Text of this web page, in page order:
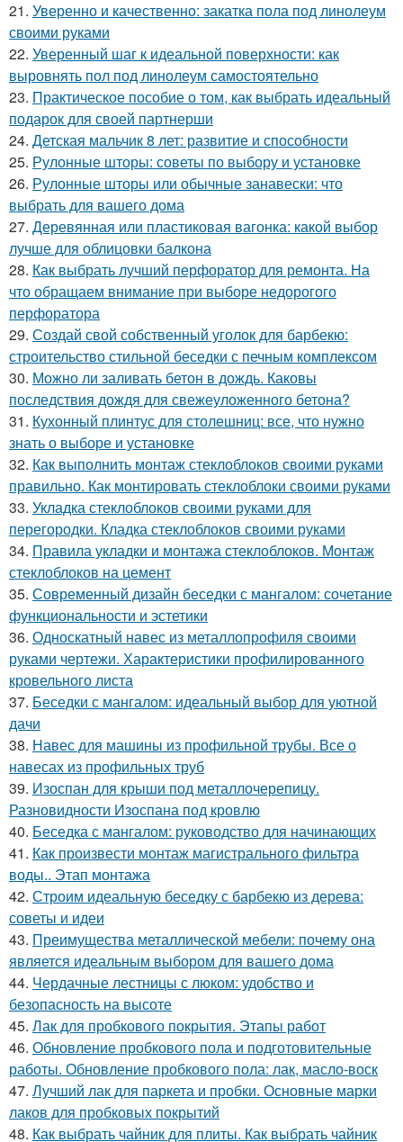
21. Уверенно и качественно: закатка пола под линолеум
своими руками
22. Уверенный шаг к идеальной поверхности: как
выровнять пол под линолеум самостоятельно
23. Практическое пособие о том, как выбрать идеальный
подарок для своей партнерши
24. Детская мальчик 8 лет: развитие и способности
25. Рулонные шторы: советы по выбору и установке
26. Рулонные шторы или обычные занавески: что
выбрать для вашего дома
27. Деревянная или пластиковая вагонка: какой выбор
лучше для облицовки балкона
28. Как выбрать лучший перфоратор для ремонта. На
что обращаем внимание при выборе недорогого
перфоратора
29. Создай свой собственный уголок для барбекю:
строительство стильной беседки с печным комплексом
30. Можно ли заливать бетон в дождь. Каковы
последствия дождя для свежеуложенного бетона?
31. Кухонный плинтус для столешниц: все, что нужно
знать о выборе и установке
32. Как выполнить монтаж стеклоблоков своими руками
правильно. Как монтировать стеклоблоки своими руками
33. Укладка стеклоблоков своими руками для
перегородки. Кладка стеклоблоков своими руками
34. Правила укладки и монтажа стеклоблоков. Монтаж
стеклоблоков на цемент
35. Современный дизайн беседки с мангалом: сочетание
функциональности и эстетики
36. Односкатный навес из металлопрофиля своими
руками чертежи. Характеристики профилированного
кровельного листа
37. Беседки с мангалом: идеальный выбор для уютной
дачи
38. Навес для машины из профильной трубы. Все о
навесах из профильных труб
39. Изоспан для крыши под металлочерепицу.
Разновидности Изоспана под кровлю
40. Беседка с мангалом: руководство для начинающих
41. Как произвести монтаж магистрального фильтра
воды.. Этап монтажа
42. Строим идеальную беседку с барбекю из дерева:
советы и идеи
43. Преимущества металлической мебели: почему она
является идеальным выбором для вашего дома
44. Чердачные лестницы с люком: удобство и
безопасность на высоте
45. Лак для пробкового покрытия. Этапы работ
46. Обновление пробкового пола и подготовительные
работы. Обновление пробкового пола: лак, масло-воск
47. Лучший лак для паркета и пробки. Основные марки
лаков для пробковых покрытий
48. Как выбрать чайник для плиты. Как выбрать чайник